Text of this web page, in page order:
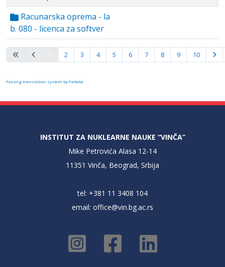
Racunarska oprema - la
b. 080 - licenca za softver
Strana 1 od 16
2 3 4 5 6 7 8 9 10
FaLang translation system by Faboba
INSTITUT ZA NUKLEARNE NAUKE “VINČA”
Mike Petrovića Alasa 12-14
11351 Vinča, Beograd, Srbija
tel: +381 11 3408 104
email: office@vin.bg.ac.rs